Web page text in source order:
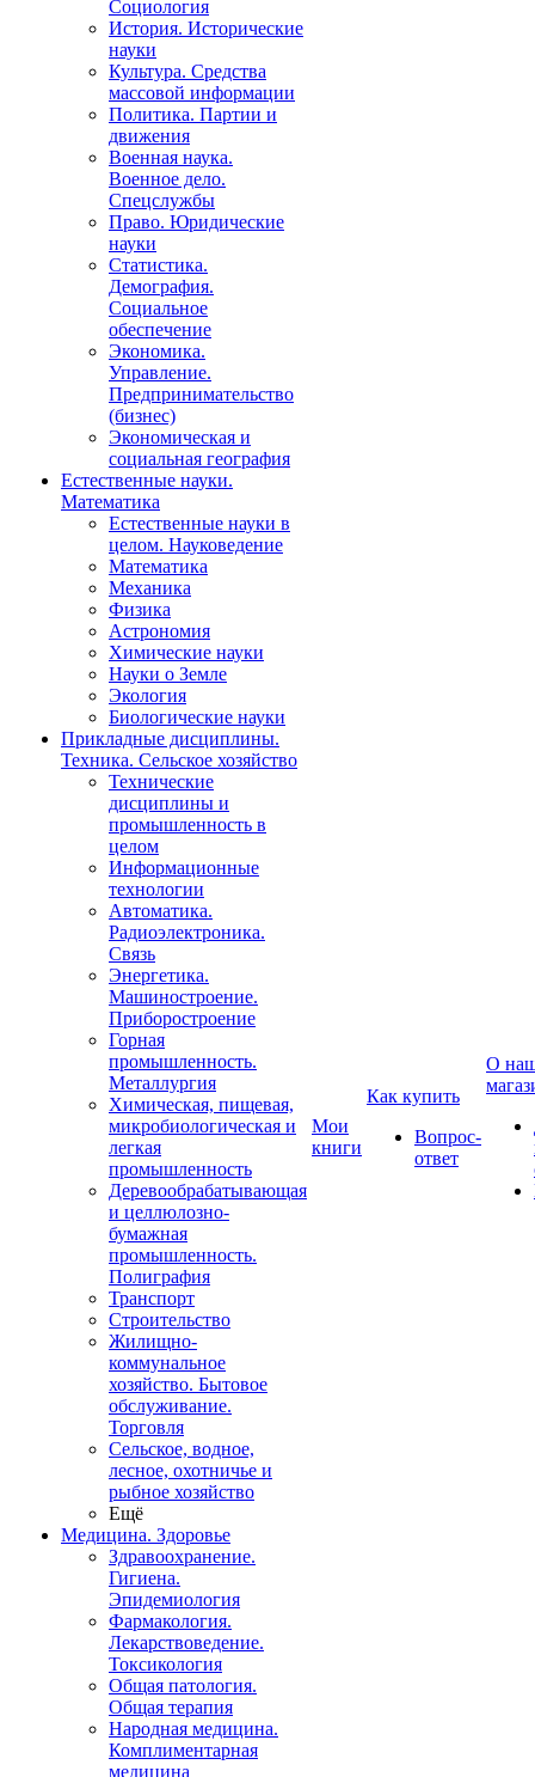
Социология
История. Исторические
науки
Культура. Средства
массовой информации
Политика. Партии и
движения
Военная наука.
Военное дело.
Спецслужбы
Право. Юридические
науки
Статистика.
Демография.
Социальное
обеспечение
Экономика.
Управление.
Предпринимательство
(бизнес)
Экономическая и
социальная география
Естественные науки.
Математика
Естественные науки в
целом. Науковедение
Математика
Механика
Физика
Астрономия
Химические науки
Науки о Земле
Экология
Биологические науки
Прикладные дисциплины.
Техника. Сельское хозяйство
Технические
дисциплины и
промышленность в
целом
Информационные
технологии
Автоматика.
Радиоэлектроника.
Связь
Энергетика.
Машиностроение.
Приборостроение
Горная
промышленность.
Металлургия
Химическая, пищевая,
микробиологическая и
легкая
промышленность
Деревообрабатывающая
и целлюлозно-
бумажная
промышленность.
Полиграфия
Транспорт
Строительство
Жилищно-
коммунальное
хозяйство. Бытовое
обслуживание.
Торговля
Сельское, водное,
лесное, охотничье и
рыбное хозяйство
Ещё
Медицина. Здоровье
Здравоохранение.
Гигиена.
Эпидемиология
Фармакология.
Лекарствоведение.
Токсикология
Общая патология.
Общая терапия
Народная медицина.
Комплиментарная
медицина
Мои
книги
Как купить
Вопрос-
ответ
О